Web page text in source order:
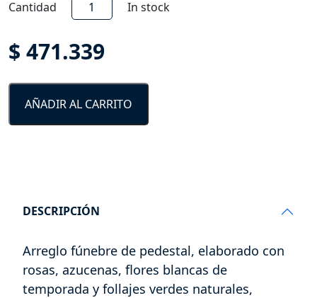
Cantidad
Imperial
SF43-
cantidad
In stock
$ 471.339
AÑADIR AL CARRITO
DESCRIPCIÓN
Arreglo fúnebre de pedestal, elaborado con
rosas, azucenas, flores blancas de
temporada y follajes verdes naturales,